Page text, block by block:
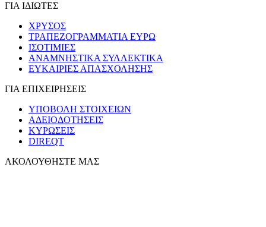
ΓΙΑ ΙΔΙΩΤΕΣ
ΧΡΥΣΟΣ
ΤΡΑΠΕΖΟΓΡΑΜΜΑΤΙΑ ΕΥΡΩ
ΙΣΟΤΙΜΙΕΣ
ΑΝΑΜΝΗΣΤΙΚΑ ΣΥΛΛΕΚΤΙΚΑ
ΕΥΚΑΙΡΙΕΣ ΑΠΑΣΧΟΛΗΣΗΣ
ΓΙΑ ΕΠΙΧΕΙΡΗΣΕΙΣ
ΥΠΟΒΟΛΗ ΣΤΟΙΧΕΙΩΝ
ΑΔΕΙΟΔΟΤΗΣΕΙΣ
ΚΥΡΩΣΕΙΣ
DIREQT
ΑΚΟΛΟΥΘΗΣΤΕ ΜΑΣ